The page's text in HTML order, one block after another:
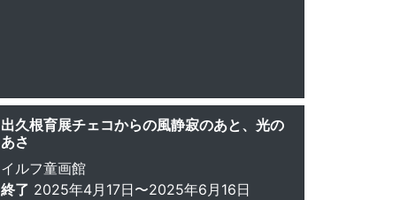
出久根育展チェコからの風静寂のあと、光の
あさ
イルフ童画館
終了 2025年4月17日〜2025年6月16日